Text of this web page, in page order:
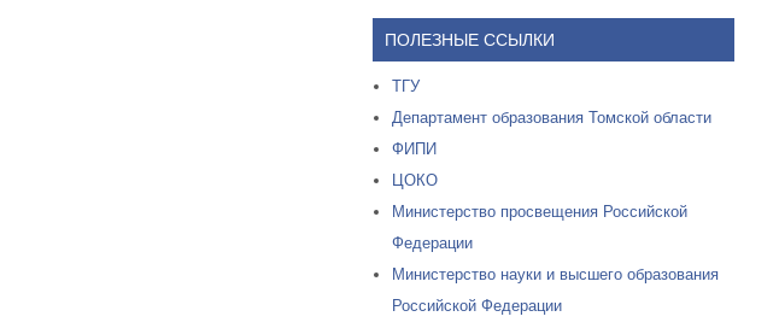
ПОЛЕЗНЫЕ ССЫЛКИ
ТГУ
Департамент образования Томской области
ФИПИ
ЦОКО
Министерство просвещения Российской
Федерации
Министерство науки и высшего образования
Российской Федерации